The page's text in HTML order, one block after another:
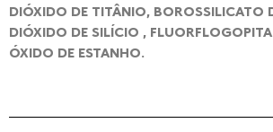
DIÓXIDO DE TITÂNIO, BOROSSILICATO
DIÓXIDO DE SILÍCIO ,
ÓXIDO DE ESTANHO.